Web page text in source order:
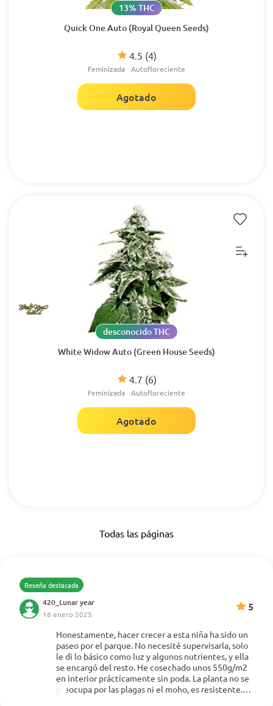
Quick One Auto (Royal Queen Seeds)
4.5 (4)
13% THC
Feminizada Autofloreciente
Agotado
White Widow Auto (Green House Seeds)
4.7 (6)
desconocido THC
Feminizada Autofloreciente
Agotado
Todas las páginas
Reseña destacada
420_Lunar year
16 enero 2025
5
Honestamente, hacer crecer a esta niña ha sido un
paseo por el parque. No necesité supervisarla, solo
le di lo básico como luz y algunos nutrientes, y ella
se encargó del resto. He cosechado unos 550g/m2
en interior prácticamente sin poda. La planta no se
preocupa por las plagas ni el moho, es resistente.
Mostrar más